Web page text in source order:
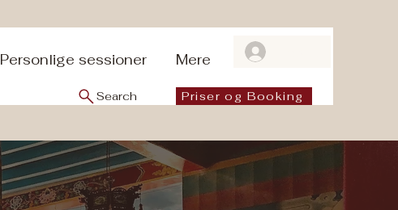
Personlige sessioner Mere
Search Priser og Booking